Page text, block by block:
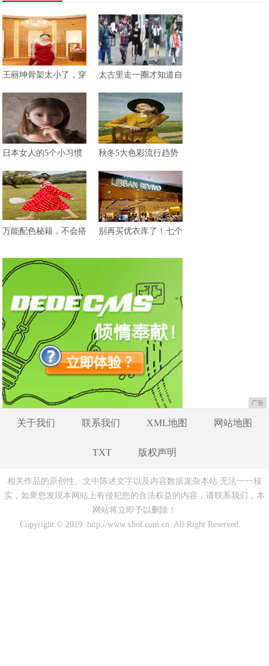
王丽坤骨架太小了，穿 太古里走一圈才知道自
日本女人的5个小习惯 秋冬5大色彩流行趋势
万能配色秘籍，不会搭 别再买优衣库了！七个
广告
关于我们 联系我们 XML地图 网站地图
TXT 版权声明
相关作品的原创性、文中陈述文字以及内容数据庞杂本站 无法一一核
实，如果您发现本网站上有侵犯您的合法权益的内容，请联系我们，本
网站将立即予以删除！
Copyright © 2019 http://www.xbol.com.cn All Right Reserved.